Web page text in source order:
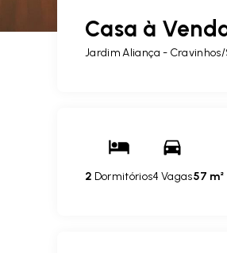
Casa à
Jardim Aliança - Cravinhos/
2 Dormitórios4 Vagas57 m²